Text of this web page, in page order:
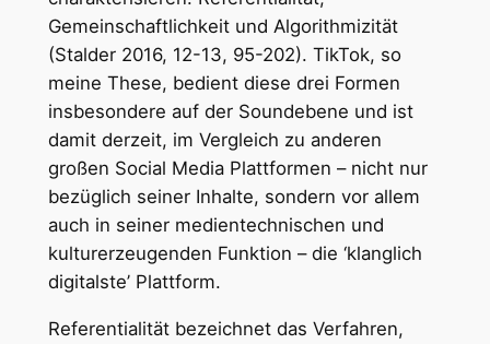
Gemeinschaftlichkeit und Algorithmizität
(Stalder 2016, 12-13, 95-202). TikTok, so
meine These, bedient diese drei Formen
insbesondere auf der Soundebene und ist
damit derzeit, im Vergleich zu anderen
großen Social Media Plattformen – nicht nur
bezüglich seiner Inhalte, sondern vor allem
auch in seiner medientechnischen und
kulturerzeugenden Funktion – die ‘klanglich
digitalste’ Plattform.
Referentialität bezeichnet das Verfahren,